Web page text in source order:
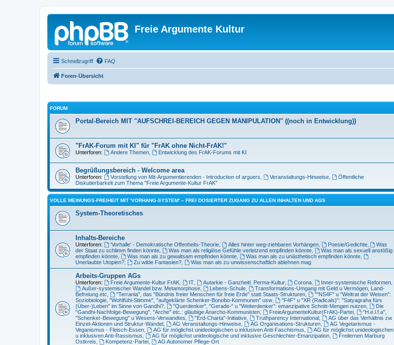
Freie Argumente Kultur
Schnellzugriff FAQ
Foren-Übersicht
FORUM
Portal-Bereich MIT "AUFSCHREI-BEREICH GEGEN MANIPULATION" ((noch in Entwicklung))
"FrAK-Forum mit KI" für "FrAK ohne Nicht-FrAK!"
Unterforen: Andere Themen, Entwicklung des FrAK-Forums mit KI
Begrüßungsbereich - Welcome area
Unterforen: Vorstellung von Mit-Argumentierenden - Introduction of arguers Veranstaltungs-Hinweise,
Öffentliche
Diskutierbarkeit zum Thema "Freie Argumente-Kultur FrAK"
VOLLE MEINUNGS-FREIHEIT MIT 'VORHANG-SYSTEM' -- FREI DOSIERTER ZUGANG ZU ALLEN INHALTEN UND AGS
System-Theoretisches
Inhalts-Bereiche
Unterforen: 'Vorhalle' - Demokratische Offenheits-Theorie, Alles hinter weg-ziehbaren Vorhängen, Poesie/Gedichte,
Was
der Staat zu schlimm finden könnte
Was man als religiöse Gefühle verletzend empfinden könnte,
Was man als sexuell anstößig
empfinden könnte
Was man als zu gewaltsam empfinden könnte, Was man als zu unästhetisch empfinden könnte,
Unerlaubte Utopien?
Zu wilde Fantasien?, Was man als zu unwissenschaftlich ablehnen mag
Arbeits-Gruppen AGs
Unterforen: Freie Argumente-Kultur FrAK, IT, Autarkie - Ganzheitl. Perma-Kultur, Corona Inner-systemische Reformen
Außer-systemischer Wandel bzw. Metamorphose, Lebens-Schule,
Transformations-Umgang mit Geld u Vermögen, Land-
Befreiung etc
"Terrania", das "Bündnis freier Menschen für freie Erde" statt Staats-Strukturen,
""NS4F" u "Weltrat der Weisen":
Soziobiologie, "Wohlfühl-Stimme", "aufgeklärte Schenker-Bonobo-Kommunen" usw
"F4F" u "XR (Radicals)": "Satyagraha fürs
(Über-)Leben" im Sinne von Gandhi?
"Querdenker", "Gerade-" u "Weiterdenker": emanzipative Schnitt-Mengen nutzen,
Die
"Gandhi-Nachfolge-Bewegung", "Arche" etc.: gläubige Anarcho-Kommunisten
FreieArgumenteKultur(FrAK)-Partei,
"H.e.l.f.a",
"Schenker-Bewegung" u Wesens-Verwandtes
"Erd-Charta"-Initiative, Truthparency International,
AG über das Verhältnis zw
Einzel-Aktionen und Struktur-Wandel
AG Veranstaltungs-Hinweise, AG Organisations-Strukturen,
AG Vegetarismus -
Veganismus - Fleisch-Essen
AG für möglichst unideologischen u inklusiven Anti-Faschismus
AG für möglichst unideologischen
u inklusiven Anti-Rassismus
AG für möglichst unideologische und inklusive Geschlechter-Emanzipation,
Freilernen Marburg
Ostkreis
Kompetenz-Partei, AG Autonomer Pflege-Ort